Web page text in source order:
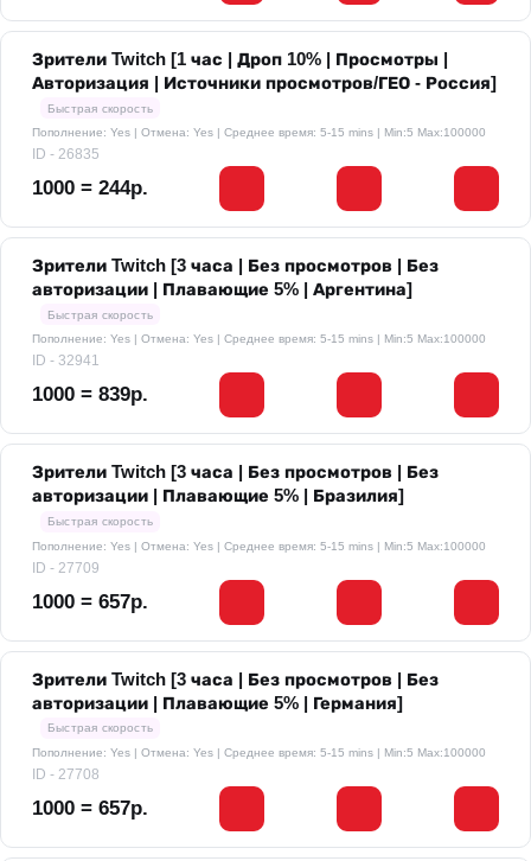
Зрители Twitch [1 час | Дроп 10% | Просмотры |
Авторизация | Источники просмотров/ГЕО - Россия]
Быстрая скорость
Пополнение: Yes | Отмена: Yes | Среднее время: 5-15 mins | Min:5 Max:100000
ID - 26835
1000 = 244р.
Зрители Twitch [3 часа | Без просмотров | Без
авторизации | Плавающие 5% | Аргентина]
Быстрая скорость
Пополнение: Yes | Отмена: Yes | Среднее время: 5-15 mins
| Min:5 Max:100000
ID - 32941
1000 = 839р.
Зрители Twitch [3 часа | Без просмотров | Без
авторизации | Плавающие 5% | Бразилия]
Быстрая скорость
Пополнение: Yes | Отмена: Yes | Среднее время: 5-15 mins | Min:5 Max:100000
ID - 27709
1000 = 657р.
Зрители Twitch [3 часа | Без просмотров | Без
авторизации | Плавающие 5% | Германия]
Быстрая скорость
Пополнение: Yes | Отмена: Yes | Среднее время: 5-15 mins | Min:5 Max:100000
ID - 27708
1000 = 657р.